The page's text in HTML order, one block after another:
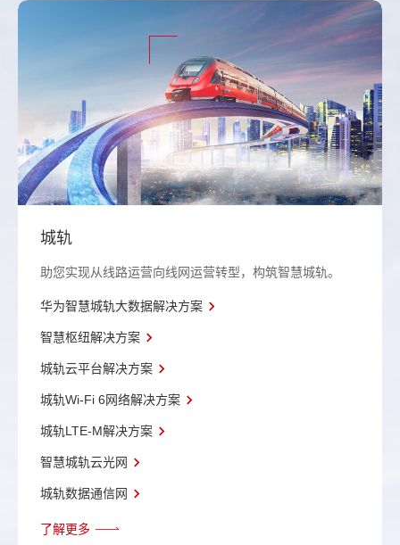
城轨
助您实现从线路运营向线网运营转型，构筑智慧城轨。
华为智慧城轨大数据解决方案
智慧枢纽解决方案
城轨云平台解决方案
城轨Wi-Fi 6网络解决方案
城轨LTE-M解决方案
智慧城轨云光网
城轨数据通信网
了解更多